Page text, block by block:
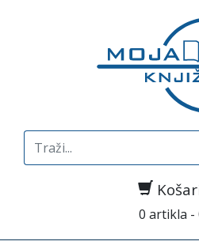
Search
for:
0 artikla -